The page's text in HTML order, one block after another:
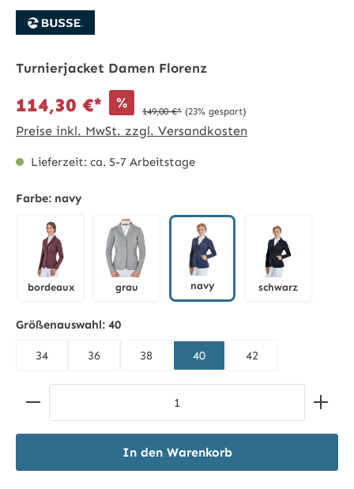
Turnierjacket Damen Florenz
114,30 €* % 149,00 €* (23% gespart)
Preise inkl. MwSt. zzgl. Versandkosten
Lieferzeit: ca. 5-7 Arbeitstage
Farbe: navy
bordeaux grau navy schwarz
Größenauswahl: 40
34 36 38 40 42
Produkt Anzahl: Gib den gewünschten Wert ein
In den Warenkorb